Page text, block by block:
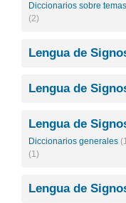
Diccionarios sobre
(2)
Lengua de
Lengua de
Lengua de
Diccionarios generales
(1)
Lengua de